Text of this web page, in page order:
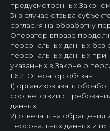
предусмотренных
3) в случае отзыва
согласия на обработку
Оператор вправе
персональных данных без
персональных данных при
указанных в Законе о
1.6.2. Оператор обязан:
1) организовывать
соответствии с
данных;
2) отвечать на обращения
персональных данных и их